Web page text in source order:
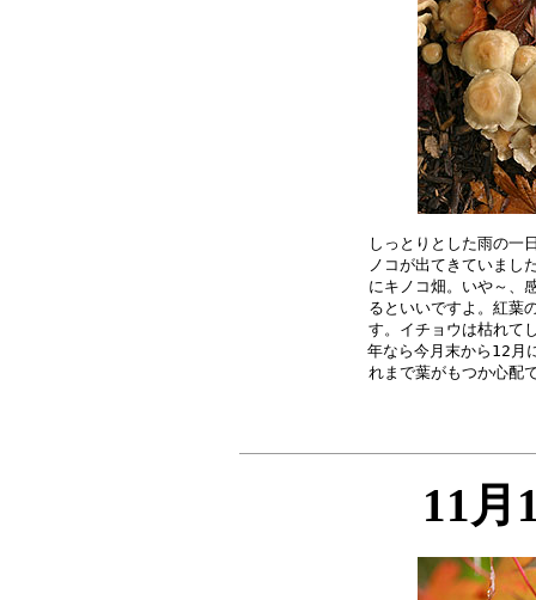
しっとりとした雨の一
ノコが出てきていまし
にキノコ畑。いや～、
るといいですよ。紅葉
す。イチョウは枯れて
年なら今月末から12月
11月